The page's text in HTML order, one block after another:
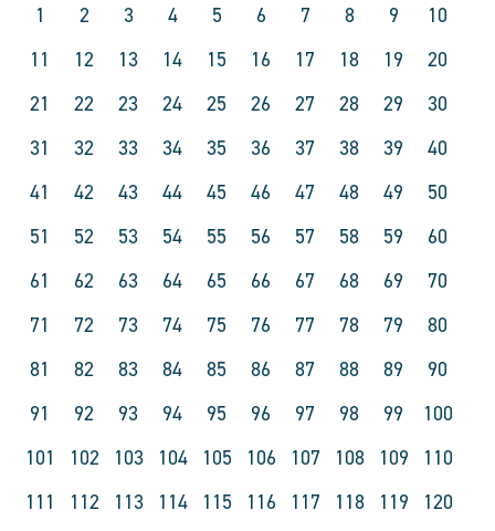
1 2 3 4 5 6 7 8 9
10
11
12 13 14 15 16 17 18 19
20
21
22 23 24 25 26 27 28 29
30
31
32 33 34 35 36 37 38 39
40
41
42 43 44 45 46 47 48 49
50
51
52 53 54 55 56 57 58 59
60
61
62 63 64 65 66 67 68 69
70
71
72 73 74 75 76 77 78 79
80
81
82 83 84 85 86 87 88 89
90
91
92 93 94 95 96 97 98 99
100
101
102 103 104 105 106 107 108 109
110
111
112 113 114 115 116 117 118 119
120